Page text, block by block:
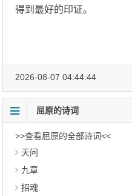
得到最好的印证。
2026-08-07 04:44:44
屈原的诗词
>>查看屈原的全部诗词<<
天问
九章
招魂